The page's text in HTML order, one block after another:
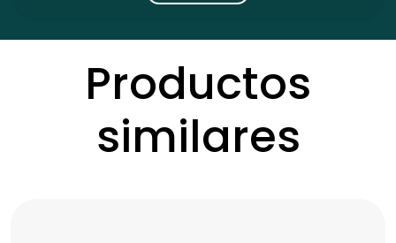
Productos
similares